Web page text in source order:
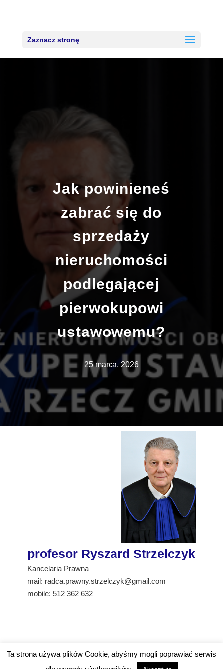
Zaznacz stronę
Jak powinieneś
zabrać się do
sprzedaży
nieruchomości
podlegającej
pierwokupowi
ustawowemu?
25 marca, 2026
profesor Ryszard Strzelczyk
Kancelaria Prawna
mail: radca.prawny.strzelczyk@gmail.com
mobile: 512 362 632
2026©Kancelaria Prawna - Ryszard Strzelczyk
Ta strona używa plików Cookie, abyśmy mogli poprawiać serwis